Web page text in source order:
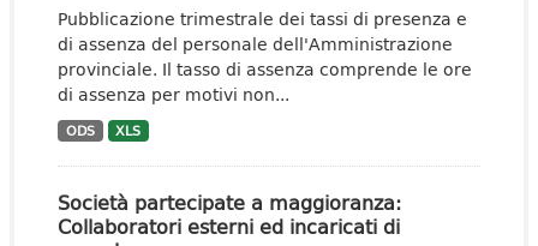
Pubblicazione trimestrale dei tassi di presenza e
di assenza del personale dell'Amministrazione
provinciale. Il tasso di assenza comprende le ore
di assenza per motivi non...
ODS XLS
Società partecipate a maggioranza:
Collaboratori esterni ed incaricati di